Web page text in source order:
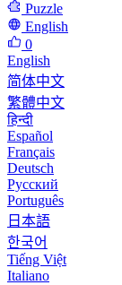
Puzzle
English
0
English
简体中文
繁體中文
हिन्दी
Español
Français
Deutsch
Русский
Português
日本語
한국어
Tiếng Việt
Italiano